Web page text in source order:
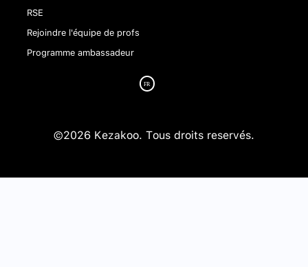
RSE
Rejoindre l'équipe de profs
Programme ambassadeur
©2026 Kezakoo. Tous droits reservés.